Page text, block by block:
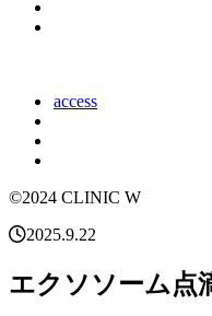
access
©2024 CLINIC W
2025.9.22
エクソソーム点